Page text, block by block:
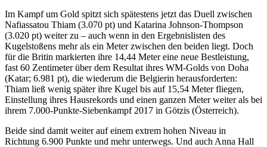
Im Kampf um Gold spitzt sich spätestens jetzt das Duell zwischen
Nafiassatou Thiam (3.070 pt) und Katarina Johnson-Thompson
(3.020 pt) weiter zu – auch wenn in den Ergebnislisten des
Kugelstoßens mehr als ein Meter zwischen den beiden liegt. Doch
für die Britin markierten ihre 14,44 Meter eine neue Bestleistung,
fast 60 Zentimeter über dem Resultat ihres WM-Golds von Doha
(Katar; 6.981 pt), die wiederum die Belgierin herausforderten:
Thiam ließ wenig später ihre Kugel bis auf 15,54 Meter fliegen,
Einstellung ihres Hausrekords und einen ganzen Meter weiter als bei
ihrem 7.000-Punkte-Siebenkampf 2017 in Götzis (Österreich).
Beide sind damit weiter auf einem extrem hohen Niveau in
Richtung 6.900 Punkte und mehr unterwegs. Und auch Anna Hall